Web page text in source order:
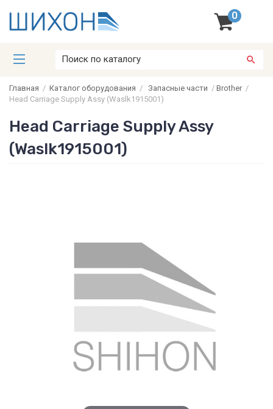
0
Главная / Каталог оборудования / Запасные части / Brother/
Head Carriage Supply Assy (Waslk1915001)
Head Carriage Supply Assy
(Waslk1915001)